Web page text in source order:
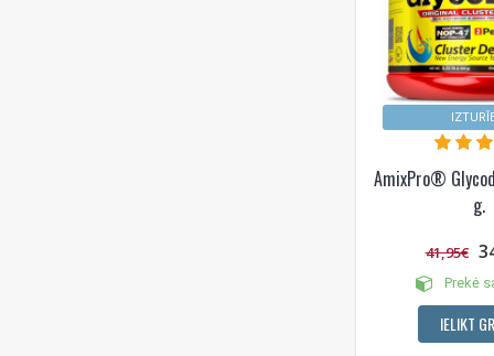
AmixPro®
g.
41,95€
Prekė
IELIKT